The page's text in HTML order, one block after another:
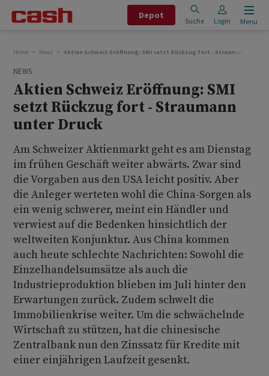
Depot
Suche Login Menu
Home News Aktien Schweiz Eröffnung: SMI setzt Rückzug fort - Straumann unter
NEWS
Aktien Schweiz Eröffnung: SMI
setzt Rückzug fort - Straumann
unter Druck
Am Schweizer Aktienmarkt geht es am Dienstag
im frühen Geschäft weiter abwärts. Zwar sind
die Vorgaben aus den USA leicht positiv. Aber
die Anleger werteten wohl die China-Sorgen als
ein wenig schwerer, meint ein Händler und
verwiest auf die Bedenken hinsichtlich der
weltweiten Konjunktur. Aus China kommen
auch heute schlechte Nachrichten: Sowohl die
Einzelhandelsumsätze als auch die
Industrieproduktion blieben im Juli hinter den
Erwartungen zurück. Zudem schwelt die
Immobilienkrise weiter. Um die schwächelnde
Wirtschaft zu stützen, hat die chinesische
Zentralbank nun den Zinssatz für Kredite mit
einer einjährigen Laufzeit gesenkt.